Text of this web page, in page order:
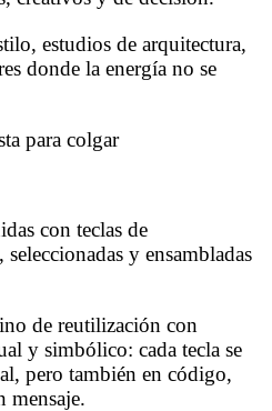
estudios de arquitectura,
donde la energía no se
para colgar
con teclas de
y ensambladas
de reutilización con
y simbólico: cada tecla se
pero también en código,
mensaje.